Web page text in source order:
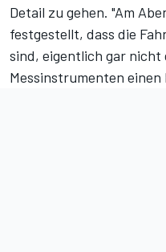
Detail zu gehen. "Am
festgestellt, dass die
sind, eigentlich gar
Messinstrumenten